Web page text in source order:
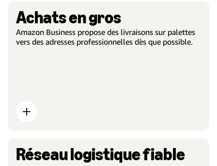
Achats en gros
Amazon Business propose des livraisons sur palettes
vers des adresses professionnelles dès que possible.
Réseau logistique fiable